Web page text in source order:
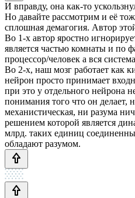
И вправду, она как-то
Но давайте рассмотрим и её
сплошная демагогия. Автор
Во 1-х автор яростно
является частью комнаты и по
процессор/человек а вся
Во 2-х, наш мозг работает как
нейрон просто принимает
при это у отдельного нейрона
понимания того что он делает,
механистическая, ни разума
решением которой является
млрд. таких единиц
обладают разумом.